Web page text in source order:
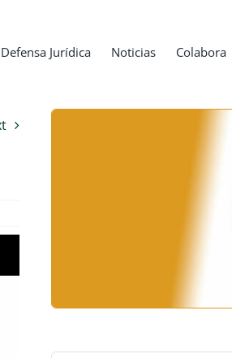
Defensa Jurídica Noticias Colabora